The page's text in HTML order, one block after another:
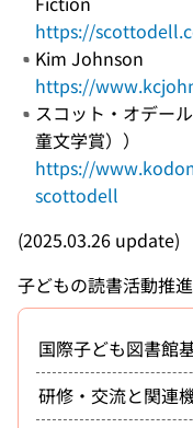
https://
Kim Johnson
https://
スコット・オデー
童文学賞））
https://
scottodell
(2025.03.26 update)
子どもの読書活動推進
国際子ども図書館
研修・交流と関連